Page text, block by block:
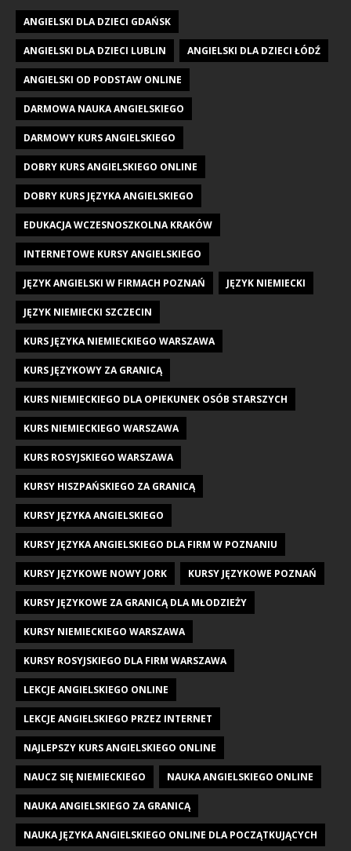
ANGIELSKI DLA DZIECI GDAŃSK
ANGIELSKI DLA DZIECI LUBLIN ANGIELSKI DLA DZIECI ŁÓDŹ
ANGIELSKI OD PODSTAW ONLINE
DARMOWA NAUKA ANGIELSKIEGO
DARMOWY KURS ANGIELSKIEGO
DOBRY KURS ANGIELSKIEGO ONLINE
DOBRY KURS JĘZYKA ANGIELSKIEGO
EDUKACJA WCZESNOSZKOLNA KRAKÓW
INTERNETOWE KURSY ANGIELSKIEGO
JĘZYK ANGIELSKI W FIRMACH POZNAŃ JĘZYK NIEMIECKI
JĘZYK NIEMIECKI SZCZECIN
KURS JĘZYKA NIEMIECKIEGO WARSZAWA
KURS JĘZYKOWY ZA GRANICĄ
KURS NIEMIECKIEGO DLA OPIEKUNEK OSÓB STARSZYCH
KURS NIEMIECKIEGO WARSZAWA
KURS ROSYJSKIEGO WARSZAWA
KURSY HISZPAŃSKIEGO ZA GRANICĄ
KURSY JĘZYKA ANGIELSKIEGO
KURSY JĘZYKA ANGIELSKIEGO DLA FIRM W POZNANIU
KURSY JĘZYKOWE NOWY JORK KURSY JĘZYKOWE POZNAŃ
KURSY JĘZYKOWE ZA GRANICĄ DLA MŁODZIEŻY
KURSY NIEMIECKIEGO WARSZAWA
KURSY ROSYJSKIEGO DLA FIRM WARSZAWA
LEKCJE ANGIELSKIEGO ONLINE
LEKCJE ANGIELSKIEGO PRZEZ INTERNET
NAJLEPSZY KURS ANGIELSKIEGO ONLINE
NAUCZ SIĘ NIEMIECKIEGO NAUKA ANGIELSKIEGO ONLINE
NAUKA ANGIELSKIEGO ZA GRANICĄ
NAUKA JĘZYKA ANGIELSKIEGO ONLINE DLA POCZĄTKUJĄCYCH